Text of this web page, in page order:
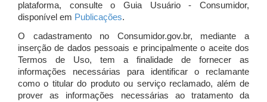
plataforma, consulte o Guia Usuário - Consumidor,
disponível em Publicações.
O cadastramento no Consumidor.gov.br, mediante a
inserção de dados pessoais e principalmente o aceite dos
Termos de Uso, tem a finalidade de fornecer as
informações necessárias para identificar o reclamante
como o titular do produto ou serviço reclamado, além de
prover as informações necessárias ao tratamento da